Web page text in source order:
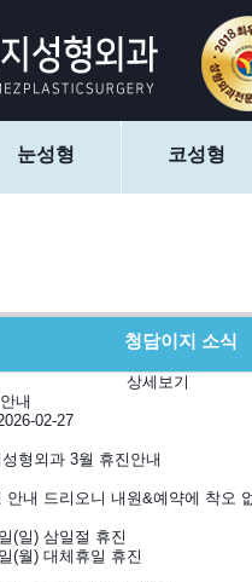
눈성형 코성형
청담이지 소식
상세보기
내
02-27
형외과 3월 휴진안내
안내 드리오니 내원&예약에 착오
(일) 삼일절 휴진
(월) 대체휴일 휴진